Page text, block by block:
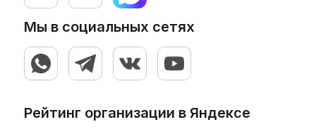
Мы в социальных сетях
Рейтинг организации в Яндексе